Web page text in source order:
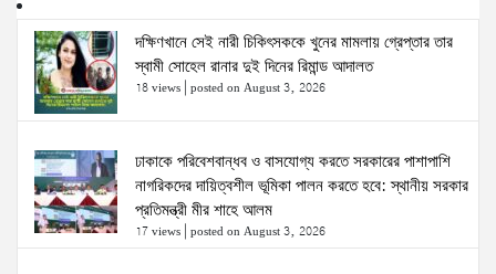
দক্ষিণখানে সেই নারী চিকিৎসককে খুনের মামলায় গ্রেপ্তার তার
স্বামী সোহেল রানার দুই দিনের রিমান্ড আদালত
18 views posted on August 3, 2026
ঢাকাকে পরিবেশবান্ধব ও বাসযোগ্য করতে সরকারের পাশাপাশি
নাগরিকদের দায়িত্বশীল ভূমিকা পালন করতে হবে: স্থানীয় সরকার
প্রতিমন্ত্রী মীর শাহে আলম
17 views posted on August 3, 2026